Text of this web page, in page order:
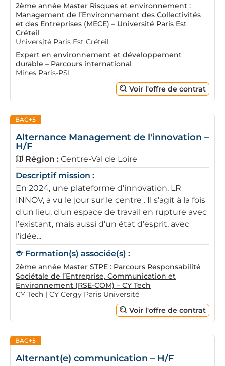
2ème année Master Risques et environnement :
Management de l’Environnement des Collectivités
et des Entreprises (MECE) – Université Paris Est
Créteil
Université Paris Est Créteil
Expert en environnement et développement
durable – Parcours international
Mines Paris-PSL
Voir l'offre de contrat
BAC+5
Alternance Management de l'innovation –
H/F
Région : Centre-Val de Loire
Descriptif mission :
En 2024, une plateforme d'innovation, LR
INNOV, a vu le jour sur le centre . Il s'agit à la fois
d'un lieu, d'un espace de travail en rupture avec
l’existant, mais aussi d'un état d'esprit, avec
l'idée...
Formation(s) associée(s) :
2ème année Master STPE : Parcours Responsabilité
Sociétale de l’Entreprise, Communication et
Environnement (RSE-COM) – CY Tech
CY Tech | CY Cergy Paris Université
Voir l'offre de contrat
BAC+5
Alternant(e) communication – H/F